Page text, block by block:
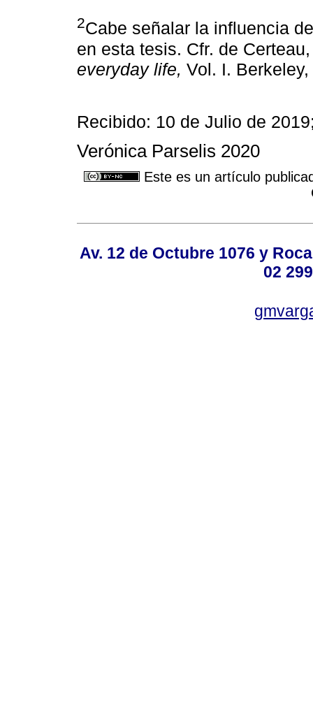
2Cabe señalar la influencia
en esta tesis. Cfr. de
everyday life, Vol. I.
Recibido: 10 de Julio de
Verónica Parselis 2020
Este es un artículo
Av. 12 de Octubre 1076 y
02